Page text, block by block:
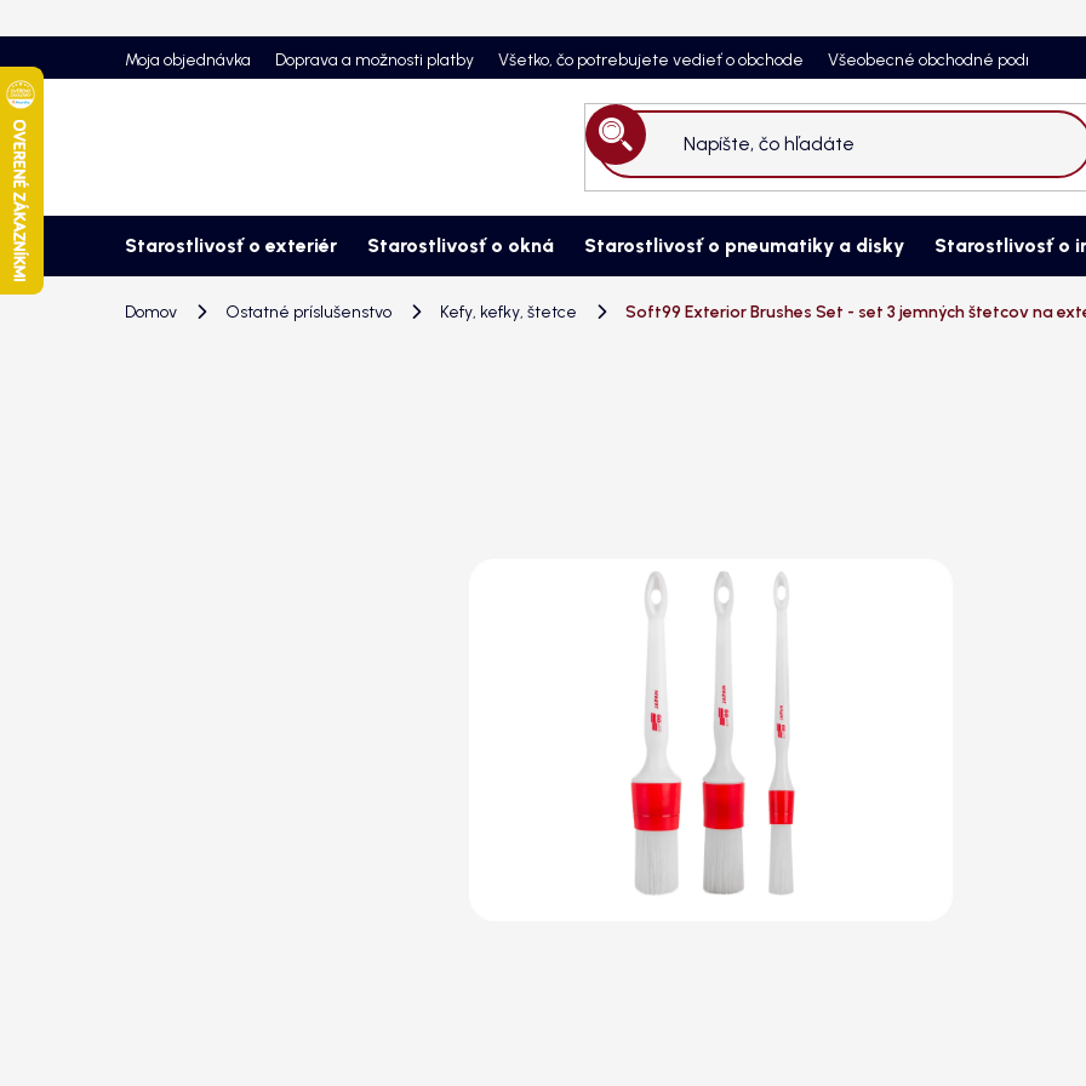
na
obsah
Moja objednávka Doprava a možnosti platby Všetko, čo potrebujete vedieť o obchode Všeobecné obchodné podmienky
Hľadať
Starostlivosť o exteriér Starostlivosť o okná Starostlivosť o pneumatiky a disky Starostlivosť o
Domov Ostatné príslušenstvo Kefy, kefky, štetce Soft99 Exterior Brushes Set - set 3 jemných štetcov na